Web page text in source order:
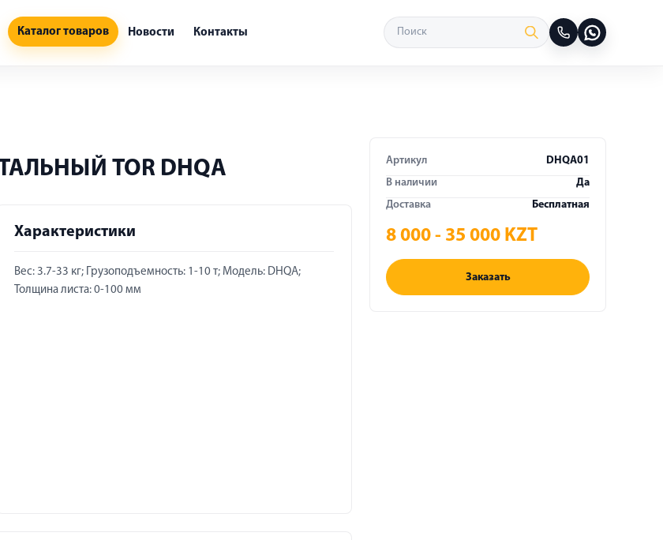
Каталог товаров Новости Контакты
TOR DHQA
Характеристики
Вес: 3.7-33 кг; Грузоподъемность: 1-10 т; Модель: DHQA;
Толщина листа: 0-100 мм
Артикул
DHQA01
В наличии
Да
Доставка
Бесплатная
8 000 - 35 000 KZT
Заказать